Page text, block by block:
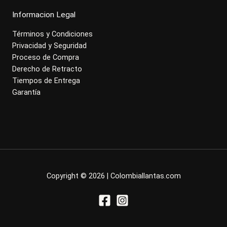
Informacion Legal
Términos y Condiciones
Privacidad y Seguridad
Proceso de Compra
Derecho de Retracto
Tiempos de Entrega
Garantía
Copyright © 2026 | Colombiallantas.com